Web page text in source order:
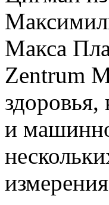
Макса
Zentrum
и